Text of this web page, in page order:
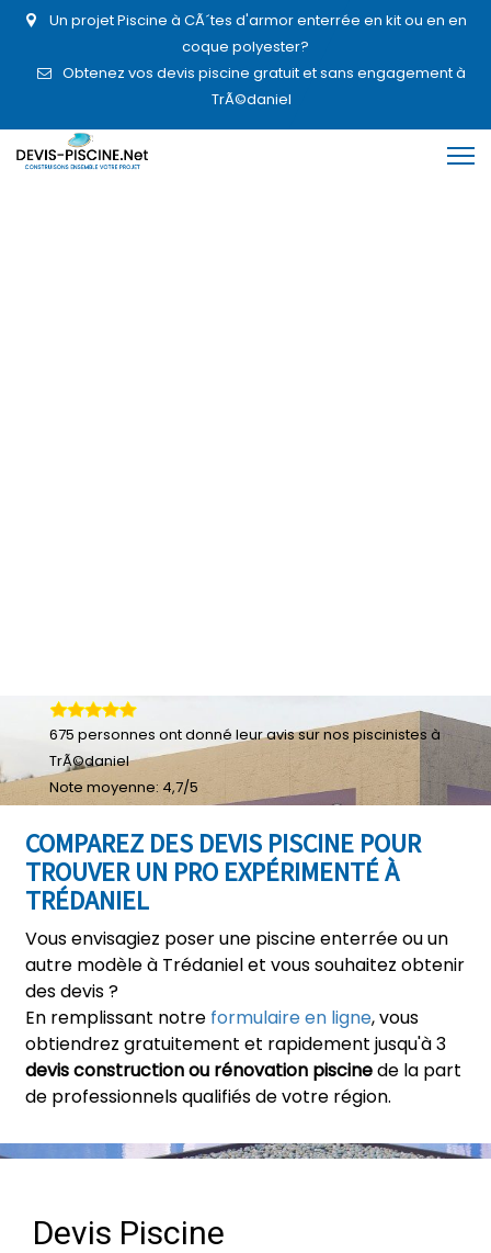
Un projet Piscine à CÃ´tes d'armor enterrée en kit ou en en
coque polyester?
Obtenez vos devis piscine gratuit et sans engagement à
TrÃ©daniel
COMPAREZ DES DEVIS PISCINE POUR
TROUVER UN PRO EXPÉRIMENTÉ À
TRÉDANIEL
Vous envisagiez poser une piscine enterrée ou un
autre modèle à Trédaniel et vous souhaitez obtenir
des devis ?
En remplissant notre formulaire en ligne, vous
obtiendrez gratuitement et rapidement jusqu'à 3
devis construction ou rénovation piscinede la part
de professionnels qualifiés de votre région.
675 personnes ont donné leuravis sur nos piscinistes à
TrÃ©daniel
Note moyenne: 4,7/5
Devis Piscine